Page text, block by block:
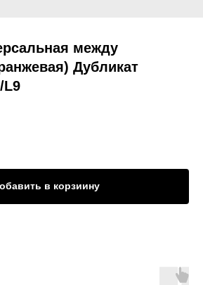
между
Дубликат
L9
в корзиину